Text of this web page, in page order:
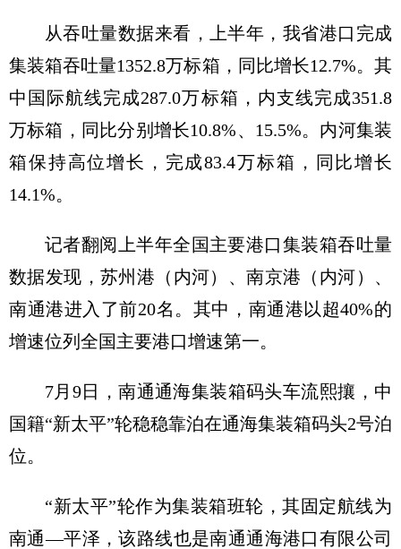
从吞吐量数据来看，上半年，我省港口完成
集装箱吞吐量1352.8万标箱，同比增长12.7%。其
中国际航线完成287.0万标箱，内支线完成351.8
万标箱，同比分别增长10.8%、15.5%。内河集装
箱保持高位增长，完成83.4万标箱，同比增长
14.1%。
记者翻阅上半年全国主要港口集装箱吞吐量
数据发现，苏州港（内河）、南京港（内河）、
南通港进入了前20名。其中，南通港以超40%的
增速位列全国主要港口增速第一。
7月9日，南通通海集装箱码头车流熙攘，中
国籍“新太平”轮稳稳靠泊在通海集装箱码头2号泊
位。
“新太平”轮作为集装箱班轮，其固定航线为
南通—平泽，该路线也是南通通海港口有限公司